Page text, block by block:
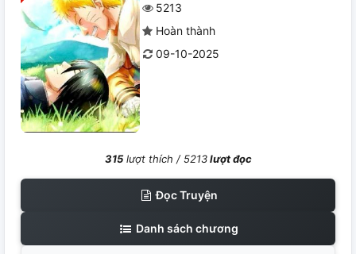
5213
Hoàn thành
09-10-2025
315lượt thích /5213lượt đọc
Đọc Truyện
Danh sách chương